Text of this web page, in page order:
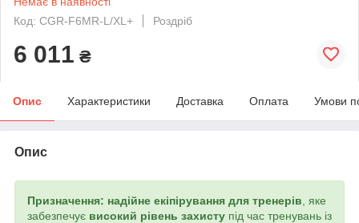
Код: CGR-F6MR-L/XL+
Роздріб
6 011 ₴
Опис Характеристики Доставка Оплата Умови
Опис
Призначення: надійне екіпірування для тренерів , яке
забезпечує високий рівень захисту під час тренувань із